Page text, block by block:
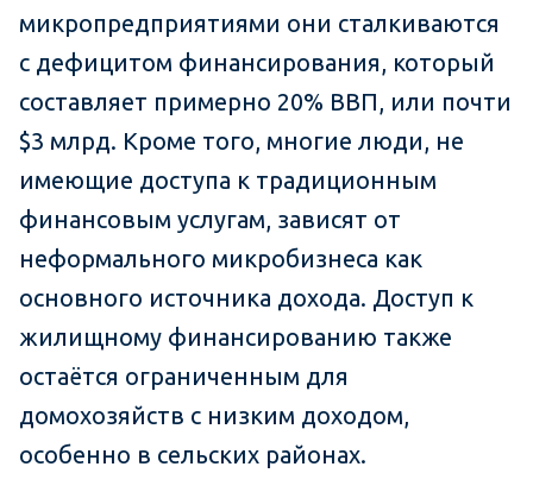
микропредприятиями они сталкиваются
с дефицитом финансирования, который
составляет примерно 20% ВВП, или почти
$3 млрд. Кроме того, многие люди, не
имеющие доступа к традиционным
финансовым услугам, зависят от
неформального микробизнеса как
основного источника дохода. Доступ к
жилищному финансированию также
остаётся ограниченным для
домохозяйств с низким доходом,
особенно в сельских районах.